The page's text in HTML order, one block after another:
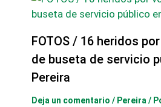
FOTOS / 16 heridos
de buseta de servicio
Pereira
Deja un comentario / Pereira/